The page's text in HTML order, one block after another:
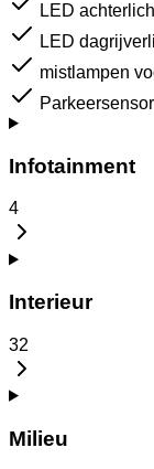
LED
LED
mistlampen
Infotainment
4
Interieur
32
Milieu